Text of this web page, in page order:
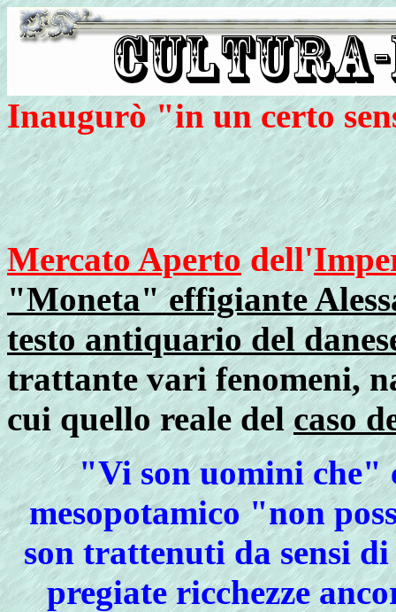
Inaugurò "in un certo
Mercato Apertodell'
"Moneta" effigiante
testo antiquario del
trattante vari fenomeni,
cui quello reale delcaso
"Vi son uomini che"
mesopotamico "non
son trattenuti da sensi
pregiate ricchezze